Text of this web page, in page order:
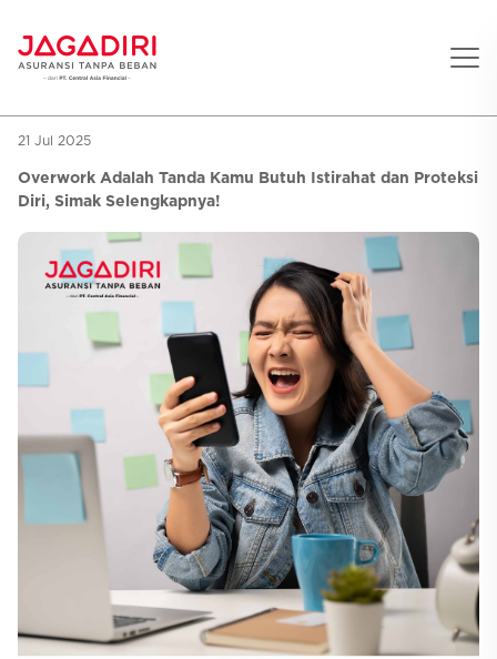
Beranda
Asuransi Pribadi
Jiwa
Lifestyle
Asuransi Ramean
Jaga Konser
Jaga Liburan
Jaga Aman Instan
Jaga Gamers
Asuransi Korporat
Asuransi Kecelakaan
Asuransi Kesehatan
Hitung Premi
Layanan
21 Jul 2025
Overwork Adalah Tanda Kamu Butuh Istirahat dan Proteksi
Diri, Simak Selengkapnya!